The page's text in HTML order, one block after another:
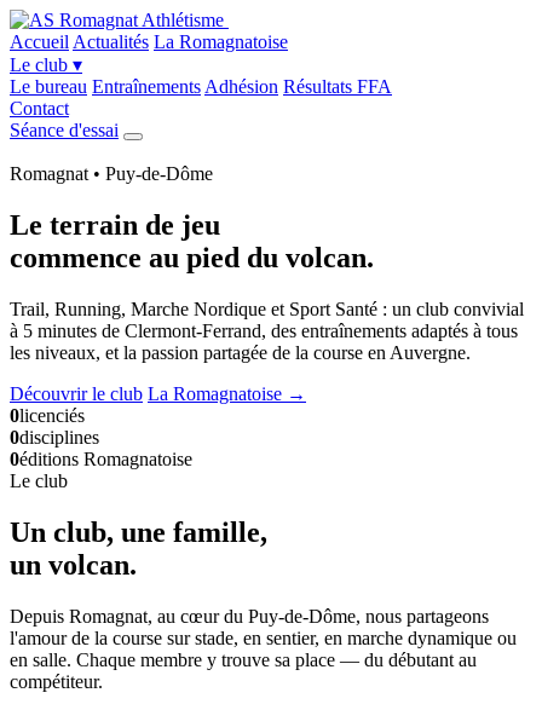
Accueil Actualités La Romagnatoise
Le club ▾
Le bureau Entraînements Adhésion Résultats FFA
Contact
Séance d'essai
Romagnat • Puy-de-Dôme
Le terrain de jeu
commence au pied du volcan.
Trail, Running, Marche Nordique et Sport Santé : un club convivial
à 5 minutes de Clermont-Ferrand, des entraînements adaptés à tous
les niveaux, et la passion partagée de la course en Auvergne.
Découvrir le club La Romagnatoise →
0licenciés
0disciplines
0éditions Romagnatoise
Le club
Un club, une famille,
un volcan.
Depuis Romagnat, au cœur du Puy-de-Dôme, nous partageons
l'amour de la course sur stade, en sentier, en marche dynamique ou
en salle. Chaque membre y trouve sa place — du débutant au
compétiteur.